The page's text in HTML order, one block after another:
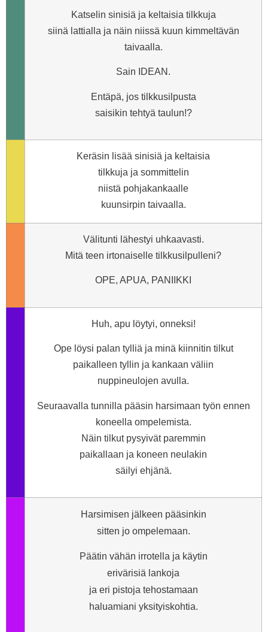
Katselin sinisiä ja keltaisia tilkkuja
siinä lattialla ja näin niissä kuun kimmeltävän
taivaalla.
Sain IDEAN.
Entäpä, jos tilkkusilpusta
saisikin tehtyä taulun!?
Keräsin lisää sinisiä ja keltaisia
tilkkuja ja sommittelin
niistä pohjakankaalle
kuunsirpin taivaalla.
Välitunti lähestyi uhkaavasti.
Mitä teen irtonaiselle tilkkusilpulleni?
OPE, APUA, PANIIKKI
Huh, apu löytyi, onneksi!
Ope löysi palan tylliä ja minä kiinnitin tilkut
paikalleen tyllin ja kankaan väliin
nuppineulojen avulla.
Seuraavalla tunnilla pääsin harsimaan työn ennen
koneella ompelemista.
Näin tilkut pysyivät paremmin
paikallaan ja koneen neulakin
säilyi ehjänä.
Harsimisen jälkeen pääsinkin
sitten jo ompelemaan.
Päätin vähän irrotella ja käytin
erivärisiä lankoja
ja eri pistoja tehostamaan
haluamiani yksityiskohtia.